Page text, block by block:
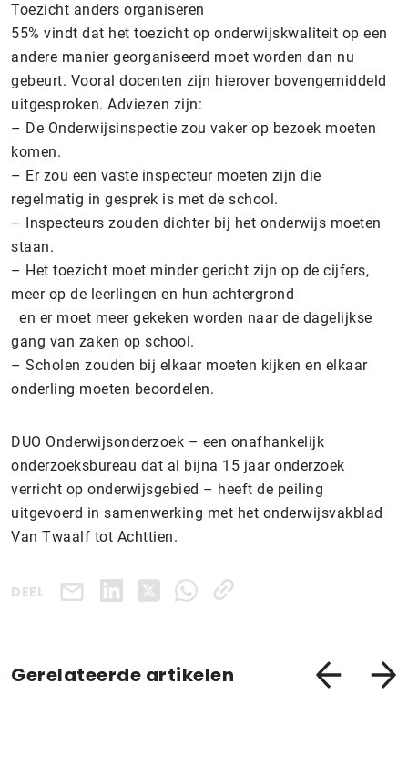
Toezicht anders organiseren
55% vindt dat het toezicht op onderwijskwaliteit op een
andere manier georganiseerd moet worden dan nu
gebeurt. Vooral docenten zijn hierover bovengemiddeld
uitgesproken. Adviezen zijn:
– De Onderwijsinspectie zou vaker op bezoek moeten
komen.
– Er zou een vaste inspecteur moeten zijn die
regelmatig in gesprek is met de school.
– Inspecteurs zouden dichter bij het onderwijs moeten
staan.
– Het toezicht moet minder gericht zijn op de cijfers,
meer op de leerlingen en hun achtergrond
en er moet meer gekeken worden naar de dagelijkse
gang van zaken op school.
– Scholen zouden bij elkaar moeten kijken en elkaar
onderling moeten beoordelen.
DUO Onderwijsonderzoek – een onafhankelijk
onderzoeksbureau dat al bijna 15 jaar onderzoek
verricht op onderwijsgebied – heeft de peiling
uitgevoerd in samenwerking met het onderwijsvakblad
Van Twaalf tot Achttien.
DEEL
Gerelateerde artikelen